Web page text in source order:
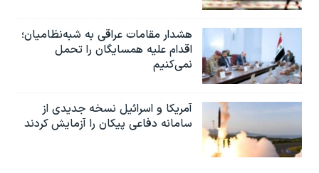
هشدار مقامات عراقی به شبه‌نظامیان؛
اقدام علیه همسایگان را تحمل
نمی‌کنیم
آمریکا و اسرائیل نسخه جدیدی از
سامانه دفاعی پیکان را آزمایش کردند